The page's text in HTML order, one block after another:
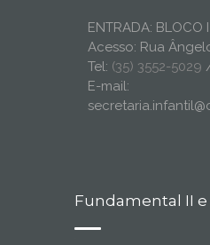
ENTRADA: BLOCO I
Acesso: Rua
Tel: (35) 3552-5029
E-mail:
Fundamental II e